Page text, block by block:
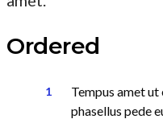
Ordered
Tempus amet
phasellus pede